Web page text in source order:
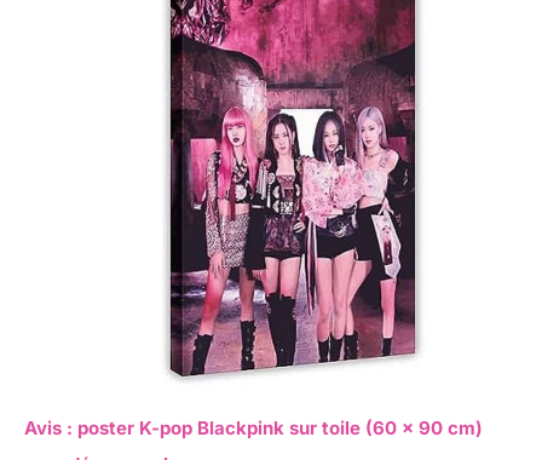
Avis : poster K-pop Blackpink sur toile (60 x 90 cm)